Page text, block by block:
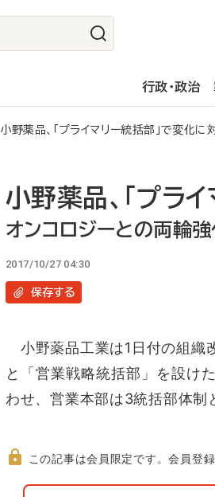
行政・政治
小野薬品、「プライマリー統括部」で変化
小野薬品、「プラ
オンコロジーとの両輪強
2017/10/27 04:30
保存する
小野薬品工業は1日付の組織
と「営業戦略統括部」を設け
わせ、営業本部は3統括部体
この記事は会員限定です。会員登